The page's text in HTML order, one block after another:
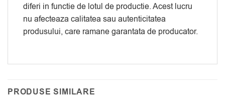
diferi in functie de lotul de productie. Acest lucru
nu afecteaza calitatea sau autenticitatea
produsului, care ramane garantata de producator.
PRODUSE SIMILARE